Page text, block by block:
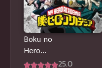
Boku no
Hero
Academia 625.0